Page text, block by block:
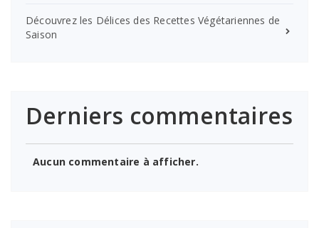
Découvrez les Délices des Recettes Végétariennes de
Saison
Derniers commentaires
Aucun commentaire à afficher.